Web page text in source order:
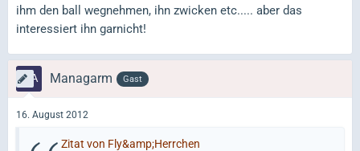
ihm den ball wegnehmen, ihn zwicken etc..... aber das
interessiert ihn garnicht!
Managarm Gast
16. August 2012
Zitat von Fly&amp;Herrchen